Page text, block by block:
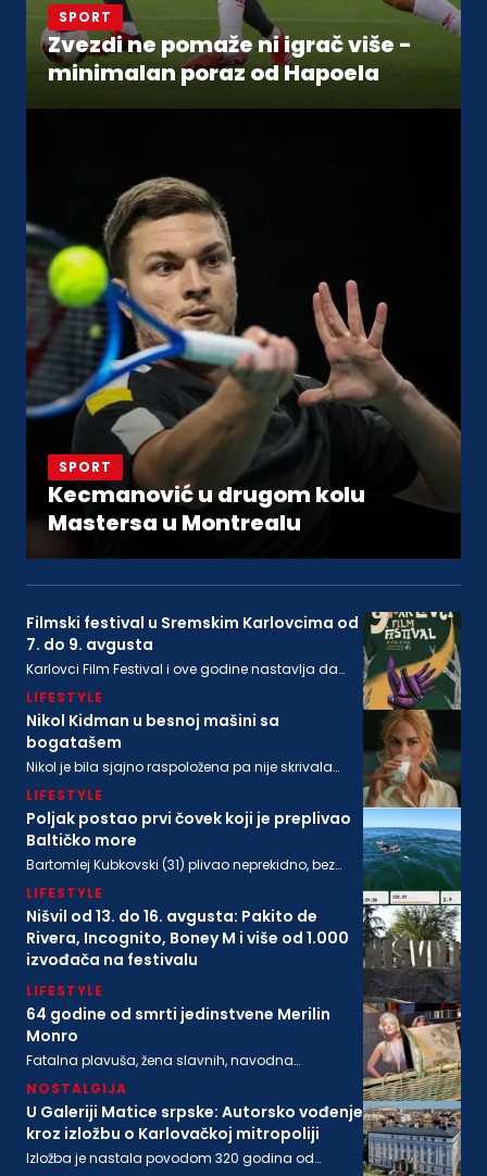
SPORT
Zvezdi ne pomaže ni igrač više -
minimalan poraz od Hapoela
SPORT
Kecmanović u drugom kolu
Mastersa u Montrealu
Filmski festival u Sremskim Karlovcima od
7. do 9. avgusta
Karlovci Film Festival i ove godine nastavlja da
savremenog autorskog izraza
LIFESTYLE
Nikol Kidman u besnoj mašini sa
bogatašem
Nikol je bila sjajno raspoložena pa nije skrivala
biznismenaMajkla Rajstina (55) koji se sve češće
viđa u društvu oskarovke
LIFESTYLE
Poljak postao prvi čovek koji je preplivao
Baltičko more
Bartomlej Kubkovski (31) plivao neprekidno, bez
Poljske
LIFESTYLE
Nišvil od 13. do 16. avgusta: Pakito de
Rivera, Incognito, Boney M i više od 1.000
izvođača na festivalu
LIFESTYLE
64 godine od smrti jedinstvene Merilin
Monro
Fatalna plavuša, žena slavnih, navodna
stanu na današnji dan 1962. godine
NOSTALGIJA
U Galeriji Matice srpske: Autorsko vođenje
kroz izložbu o Karlovačkoj mitropoliji
Izložba je nastala povodom 320 godina od